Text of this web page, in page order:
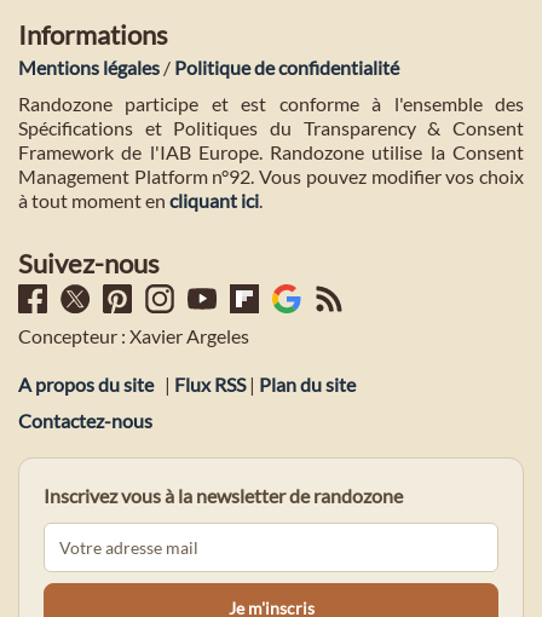
Informations
Mentions légales / Politique de confidentialité
Randozone participe et est conforme à l'ensemble des
Spécifications et Politiques du Transparency & Consent
Framework de l'IAB Europe. Randozone utilise la Consent
Management Platform n°92. Vous pouvez modifier vos choix
à tout moment en cliquant ici.
Suivez-nous
Concepteur : Xavier Argeles
A propos du site | Flux RSS| Plan du site
Contactez-nous
Inscrivez vous à la newsletter de randozone